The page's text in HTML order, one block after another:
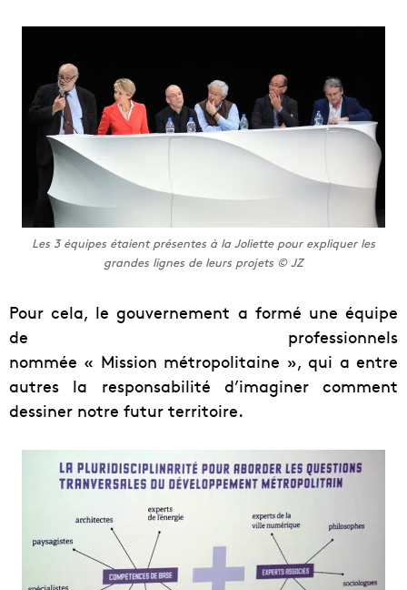
Les 3 équipes étaient présentes à la Joliette pour expliquer les
grandes lignes de leurs projets © JZ
Pour cela, le gouvernement a formé une équipe
de professionnels
nommée « Mission métropolitaine », qui a entre
autres la responsabilité d’imaginer comment
dessiner notre futur territoire.